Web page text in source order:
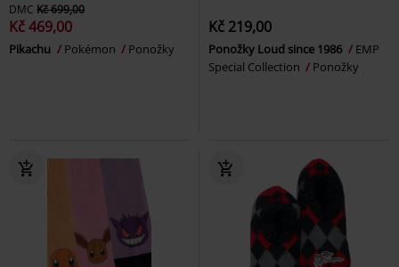
DMC Kč 699,00
Kč 469,00
Pikachu Pokémon Ponožky
Kč 219,00
Ponožky Loud since 1986
EMP
Special Collection
Ponožky